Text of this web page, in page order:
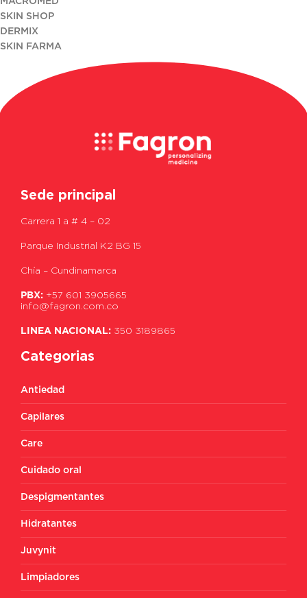
SKIN SHOP
DERMIX
SKIN FARMA
Sede principal
Carrera 1 a # 4 – 02
Parque Industrial K2 BG 15
Chía – Cundinamarca
PBX: +57 601 3905665
info@fagron.com.co
LINEA NACIONAL: 350 3189865
Categorias
Antiedad
Capilares
Care
Cuidado oral
Despigmentantes
Hidratantes
Juvynit
Limpiadores